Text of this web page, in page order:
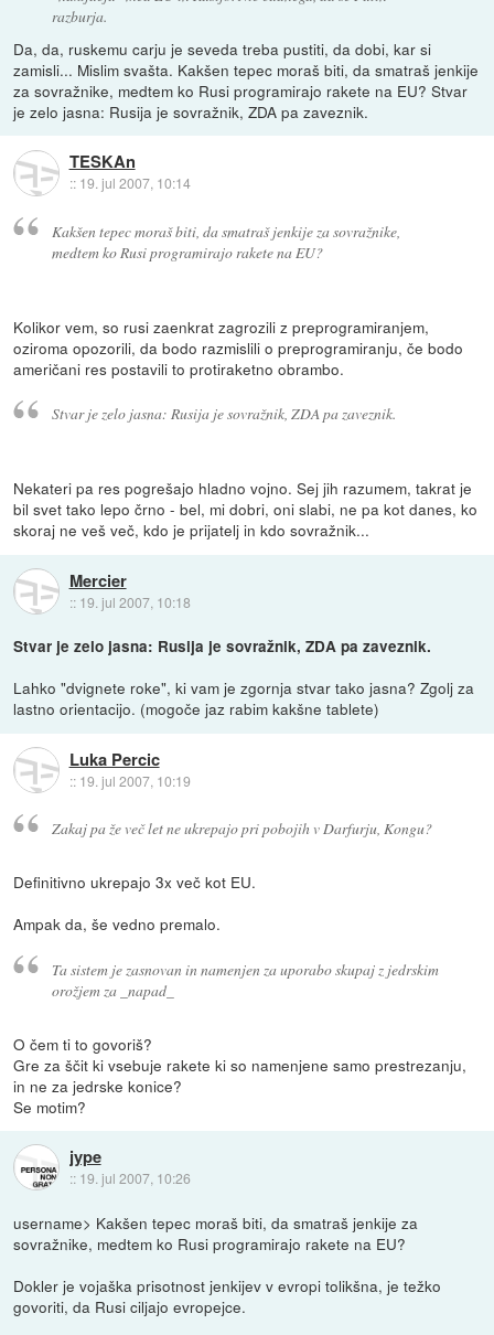
razburja.
Da, da, ruskemu carju je seveda treba pustiti, da dobi, kar si
zamisli... Mislim svašta. Kakšen tepec moraš biti, da smatraš jenkije
za sovražnike, medtem ko Rusi programirajo rakete na EU? Stvar
je zelo jasna: Rusija je sovražnik, ZDA pa zaveznik.
TESKAn
:: 19. jul 2007, 10:14
Kakšen tepec moraš biti, da smatraš jenkije za sovražnike,
medtem ko Rusi programirajo rakete na EU?
Kolikor vem, so rusi zaenkrat zagrozili z preprogramiranjem,
oziroma opozorili, da bodo razmislili o preprogramiranju, če bodo
američani res postavili to protiraketno obrambo.
Stvar je zelo jasna: Rusija je sovražnik, ZDA pa zaveznik.
Nekateri pa res pogrešajo hladno vojno. Sej jih razumem, takrat je
bil svet tako lepo črno - bel, mi dobri, oni slabi, ne pa kot danes, ko
skoraj ne veš več, kdo je prijatelj in kdo sovražnik...
Mercier
:: 19. jul 2007, 10:18
Stvar je zelo jasna: Rusija je sovražnik, ZDA pa zaveznik.
Lahko "dvignete roke", ki vam je zgornja stvar tako jasna? Zgolj za
lastno orientacijo. (mogoče jaz rabim kakšne tablete)
Luka Percic
:: 19. jul 2007, 10:19
Zakaj pa že več let ne ukrepajo pri pobojih v Darfurju, Kongu?
Definitivno ukrepajo 3x več kot EU.
Ampak da, še vedno premalo.
Ta sistem je zasnovan in namenjen za uporabo skupaj z jedrskim
orožjem za _napad_
O čem ti to govoriš?
Gre za ščit ki vsebuje rakete ki so namenjene samo prestrezanju,
in ne za jedrske konice?
Se motim?
jype
:: 19. jul 2007, 10:26
username> Kakšen tepec moraš biti, da smatraš jenkije za
sovražnike, medtem ko Rusi programirajo rakete na EU?
Dokler je vojaška prisotnost jenkijev v evropi tolikšna, je težko
govoriti, da Rusi ciljajo evropejce.